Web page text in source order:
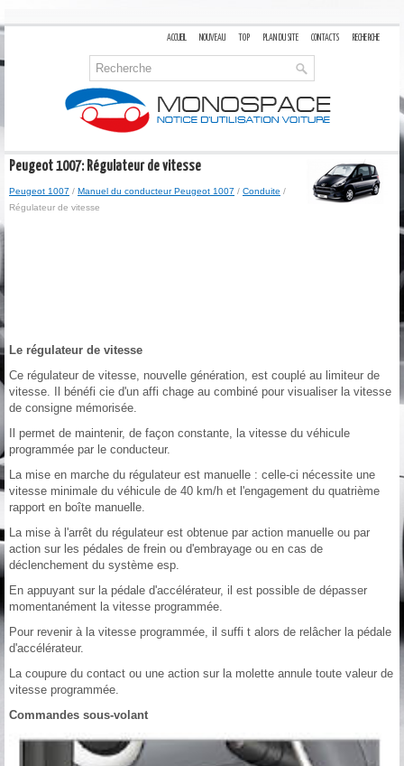
ACCUEIL NOUVEAU TOP PLAN DU SITE CONTACTS RECHERCHE
Peugeot 1007: Régulateur de vitesse
Peugeot 1007 / Manuel du conducteur Peugeot 1007 / Conduite /
Régulateur de vitesse
Le régulateur de vitesse
Ce régulateur de vitesse, nouvelle génération, est couplé au limiteur de
vitesse. Il bénéfi cie d'un affi chage au combiné pour visualiser la vitesse
de consigne mémorisée.
Il permet de maintenir, de façon constante, la vitesse du véhicule
programmée par le conducteur.
La mise en marche du régulateur est manuelle : celle-ci nécessite une
vitesse minimale du véhicule de 40 km/h et l'engagement du quatrième
rapport en boîte manuelle.
La mise à l'arrêt du régulateur est obtenue par action manuelle ou par
action sur les pédales de frein ou d'embrayage ou en cas de
déclenchement du système esp.
En appuyant sur la pédale d'accélérateur, il est possible de dépasser
momentanément la vitesse programmée.
Pour revenir à la vitesse programmée, il suffi t alors de relâcher la pédale
d'accélérateur.
La coupure du contact ou une action sur la molette annule toute valeur de
vitesse programmée.
Commandes sous-volant